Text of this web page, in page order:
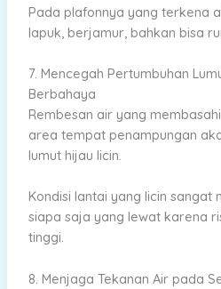
Pada plafonnya yang terkena
lapuk, berjamur, bahkan bisa
7. Mencegah Pertumbuhan
Berbahaya
Rembesan air yang
area tempat penampungan
lumut hijau licin.
Kondisi lantai yang licin sangat
siapa saja yang lewat karena
tinggi.
8. Menjaga Tekanan Air pada